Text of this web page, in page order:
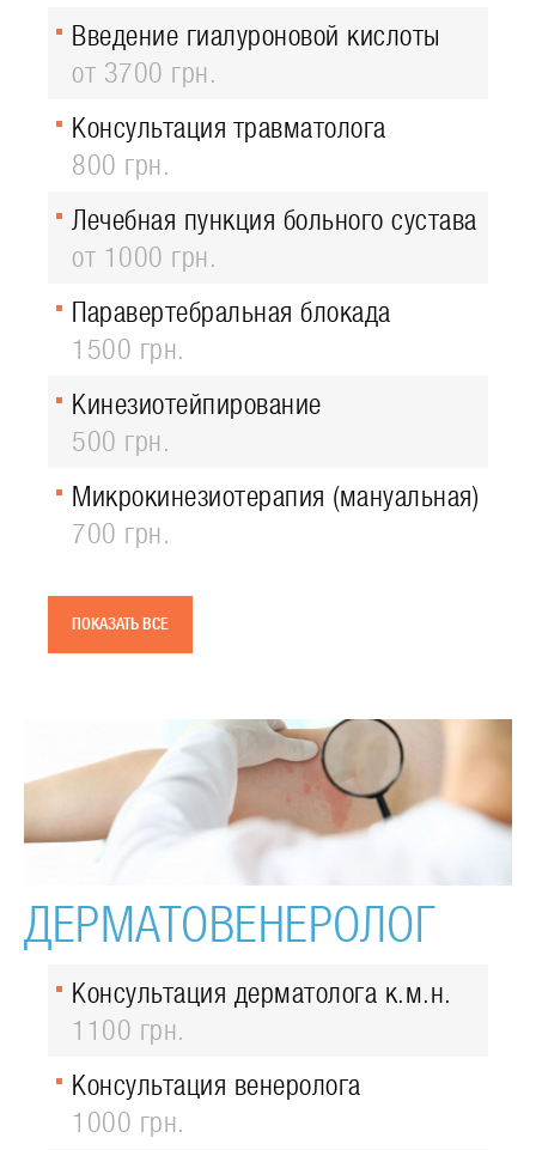
Введение гиалуроновой кислоты
от 3700 грн.
Консультация травматолога
800 грн.
Лечебная пункция больного сустава
от 1000 грн.
Паравертебральная блокада
1500 грн.
Кинезиотейпирование
500 грн.
Микрокинезиотерапия (мануальная)
700 грн.
ПОКАЗАТЬ ВСЕ
ДЕРМАТОВЕНЕРОЛОГ
Консультация дерматолога к.м.н.
1100 грн.
Консультация венеролога
1000 грн.